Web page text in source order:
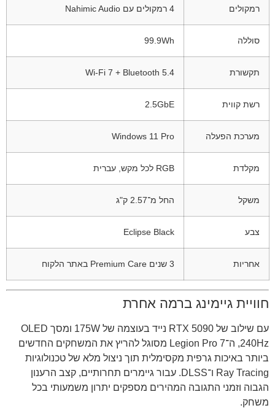
רמקולים 4 רמקולים עם Nahimic Audio
סוללה 99.9Wh
תקשורת Wi-Fi 7 + Bluetooth 5.4
רשת קווית 2.5GbE
מערכת הפעלה Windows 11 Pro
מקלדת RGB לכל מקש, עברית
משקל החל מ־2.57 ק"ג
צבע Eclipse Black
אחריות 3 שנים Premium Care באתר הלקוח
חוויית גיימינג ברמה אחרת
עם שילוב של RTX 5090 נייד בעוצמה של 175W ומסך OLED
240Hz, ה־Legion Pro 7 מסוגל להריץ את המשחקים החדשים
ביותר באיכות גרפית מקסימלית תוך ניצול מלא של טכנולוגיות
Ray Tracing ו־DLSS. עבור גיימרים תחרותיים, קצב הרענון
הגבוה וזמני התגובה המהירים מספקים יתרון משמעותי בכל
משחק.